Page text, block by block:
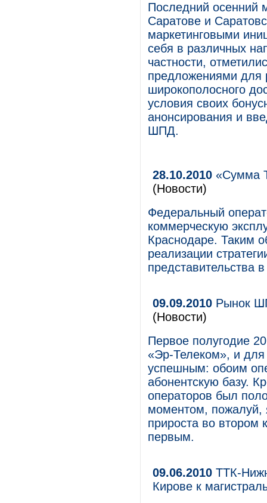
Последний осенний
Саратове и
маркетинговыми
себя в различных
частности,
предложениями для
широкополосного
условия своих
анонсирования и
ШПД.
28.10.2010 «Сумма
(Новости)
Федеральный
коммерческую
Краснодаре. Таким
реализации
представительства
09.09.2010 Рынок
(Новости)
Первое полугодие
«Эр-Телеком», и для
успешным: обоим
абонентскую базу.
операторов был
моментом, пожалуй,
прироста во втором
первым.
09.06.2010 ТТК-
Кирове к